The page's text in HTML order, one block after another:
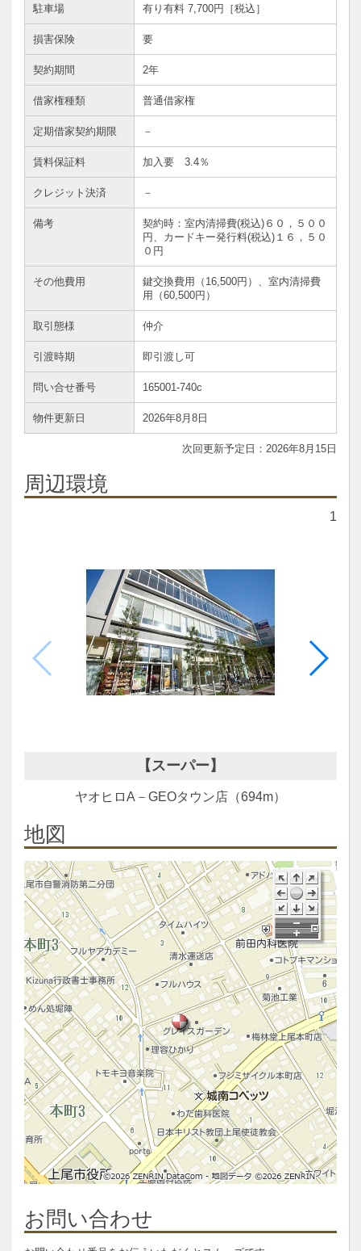
駐車場 有り有料 7,700円［税込］
損害保険 要
契約期間 2年
借家権種類 普通借家権
定期借家契約期限 －
賃料保証料 加入要 3.4％
クレジット決済 －
備考
契約時：室内清掃費(税込)６０，５００
円、カードキー発行料(税込)１６，５０
０円
その他費用
鍵交換費用（16,500円）、室内清掃費
用（60,500円）
取引態様 仲介
引渡時期 即引渡し可
問い合せ番号 165001-740c
物件更新日 2026年8月8日
2026年8月15日
周辺環境
1
【スーパー】
ヤオヒロA－GEOタウン店（694m）
地図
お問い合わせ